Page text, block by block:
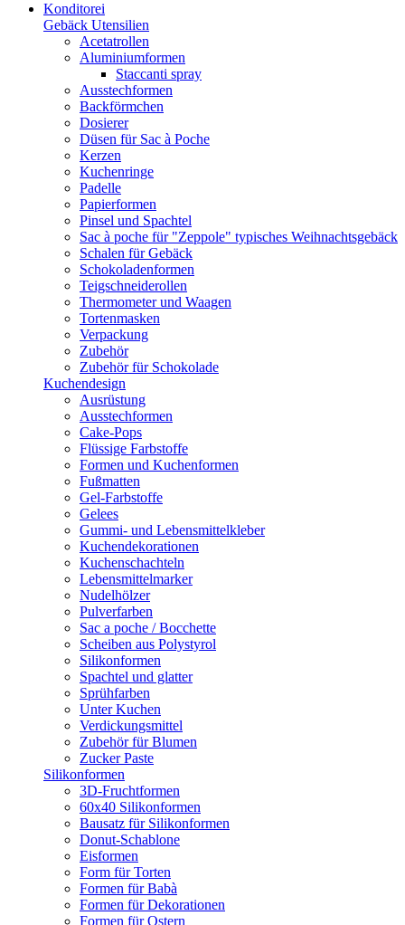
Konditorei
Gebäck Utensilien
Acetatrollen
Aluminiumformen
Staccanti spray
Ausstechformen
Backförmchen
Dosierer
Düsen für Sac à Poche
Kerzen
Kuchenringe
Padelle
Papierformen
Pinsel und Spachtel
Sac à poche für "Zeppole" typisches Weihnachtsgebäck
Schalen für Gebäck
Schokoladenformen
Teigschneiderollen
Thermometer und Waagen
Tortenmasken
Verpackung
Zubehör
Zubehör für Schokolade
Kuchendesign
Ausrüstung
Ausstechformen
Cake-Pops
Flüssige Farbstoffe
Formen und Kuchenformen
Fußmatten
Gel-Farbstoffe
Gelees
Gummi- und Lebensmittelkleber
Kuchendekorationen
Kuchenschachteln
Lebensmittelmarker
Nudelhölzer
Pulverfarben
Sac a poche / Bocchette
Scheiben aus Polystyrol
Silikonformen
Spachtel und glatter
Sprühfarben
Unter Kuchen
Verdickungsmittel
Zubehör für Blumen
Zucker Paste
Silikonformen
3D-Fruchtformen
60x40 Silikonformen
Bausatz für Silikonformen
Donut-Schablone
Eisformen
Form für Torten
Formen für Babà
Formen für Dekorationen
Formen für Ostern